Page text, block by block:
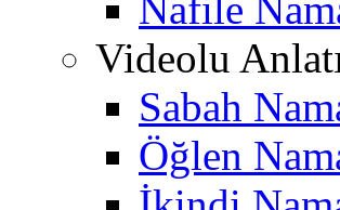
Nafile
Videolu
Sabah
Öğlen